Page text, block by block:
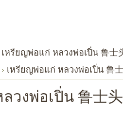
เหรียญพ่อแก่ หลวงพ่อเปิ่น 鲁士
เหรียญพ่อแก่ หลวงพ่อเปิ่น 鲁
วงพ่อเปิ่น 鲁士